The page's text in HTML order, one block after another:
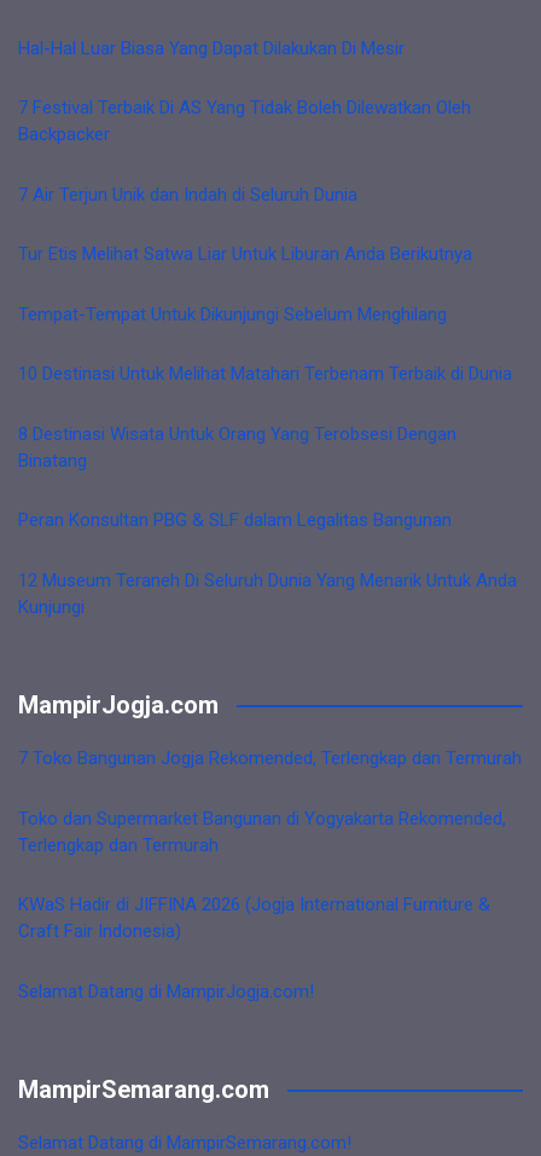
Hal-Hal Luar Biasa Yang Dapat Dilakukan Di Mesir
7 Festival Terbaik Di AS Yang Tidak Boleh Dilewatkan Oleh
Backpacker
7 Air Terjun Unik dan Indah di Seluruh Dunia
Tur Etis Melihat Satwa Liar Untuk Liburan Anda Berikutnya
Tempat-Tempat Untuk Dikunjungi Sebelum Menghilang
10 Destinasi Untuk Melihat Matahari Terbenam Terbaik di Dunia
8 Destinasi Wisata Untuk Orang Yang Terobsesi Dengan
Binatang
Peran Konsultan PBG & SLF dalam Legalitas Bangunan
12 Museum Teraneh Di Seluruh Dunia Yang Menarik Untuk Anda
Kunjungi
MampirJogja.com
7 Toko Bangunan Jogja Rekomended, Terlengkap dan Termurah
Toko dan Supermarket Bangunan di Yogyakarta Rekomended,
Terlengkap dan Termurah
KWaS Hadir di JIFFINA 2026 (Jogja International Furniture &
Craft Fair Indonesia)
Selamat Datang di MampirJogja.com!
MampirSemarang.com
Selamat Datang di MampirSemarang.com!